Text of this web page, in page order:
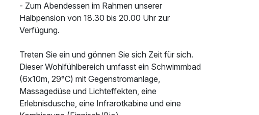
- Zum Abendessen im Rahmen unserer
Halbpension von 18.30 bis 20.00 Uhr zur
Verfügung.
Treten Sie ein und gönnen Sie sich Zeit für sich.
Dieser Wohlfühlbereich umfasst ein Schwimmbad
(6x10m, 29°C) mit Gegenstromanlage,
Massagedüse und Lichteffekten, eine
Erlebnisdusche, eine Infrarotkabine und eine